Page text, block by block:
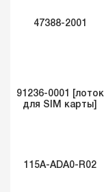
47388-2001
91236-0001 [лоток
для SIM карты]
115A-ADA0-R02